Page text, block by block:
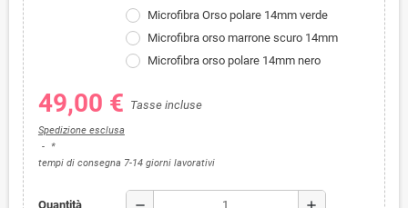
Microfibra Orso polare 14mm verde
Microfibra orso marrone scuro 14mm
Microfibra orso polare 14mm nero
49,00 € Tasse incluse
Spedizione esclusa
*
tempi di consegna 7-14 giorni lavorativi
Quantità remove add